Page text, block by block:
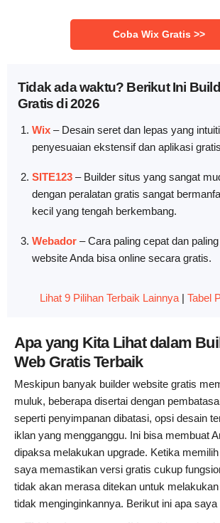
Coba Wix Gratis >>
Tidak ada waktu? Berikut Ini
Gratis di 2026
Wix – Desain seret dan lepas yang
penyesuaian ekstensif dan aplikasi
SITE123 – Builder situs yang sangat
dengan peralatan gratis sangat
kecil yang tengah berkembang.
Webador –Cara paling cepat dan
website Anda bisa online secara gratis.
Lihat 9 Pilihan Terbaik Lainnya | Tabel
Apa yang Kita Lihat dalam
Web Gratis Terbaik
Meskipun banyak builder website gratis
muluk, beberapa disertai dengan
seperti penyimpanan dibatasi, opsi desain
iklan yang mengganggu. Ini bisa membuat
dipaksa melakukan upgrade. Ketika
saya memastikan versi gratis cukup
tidak akan merasa ditekan untuk
tidak menginginkannya. Berikut ini apa saya